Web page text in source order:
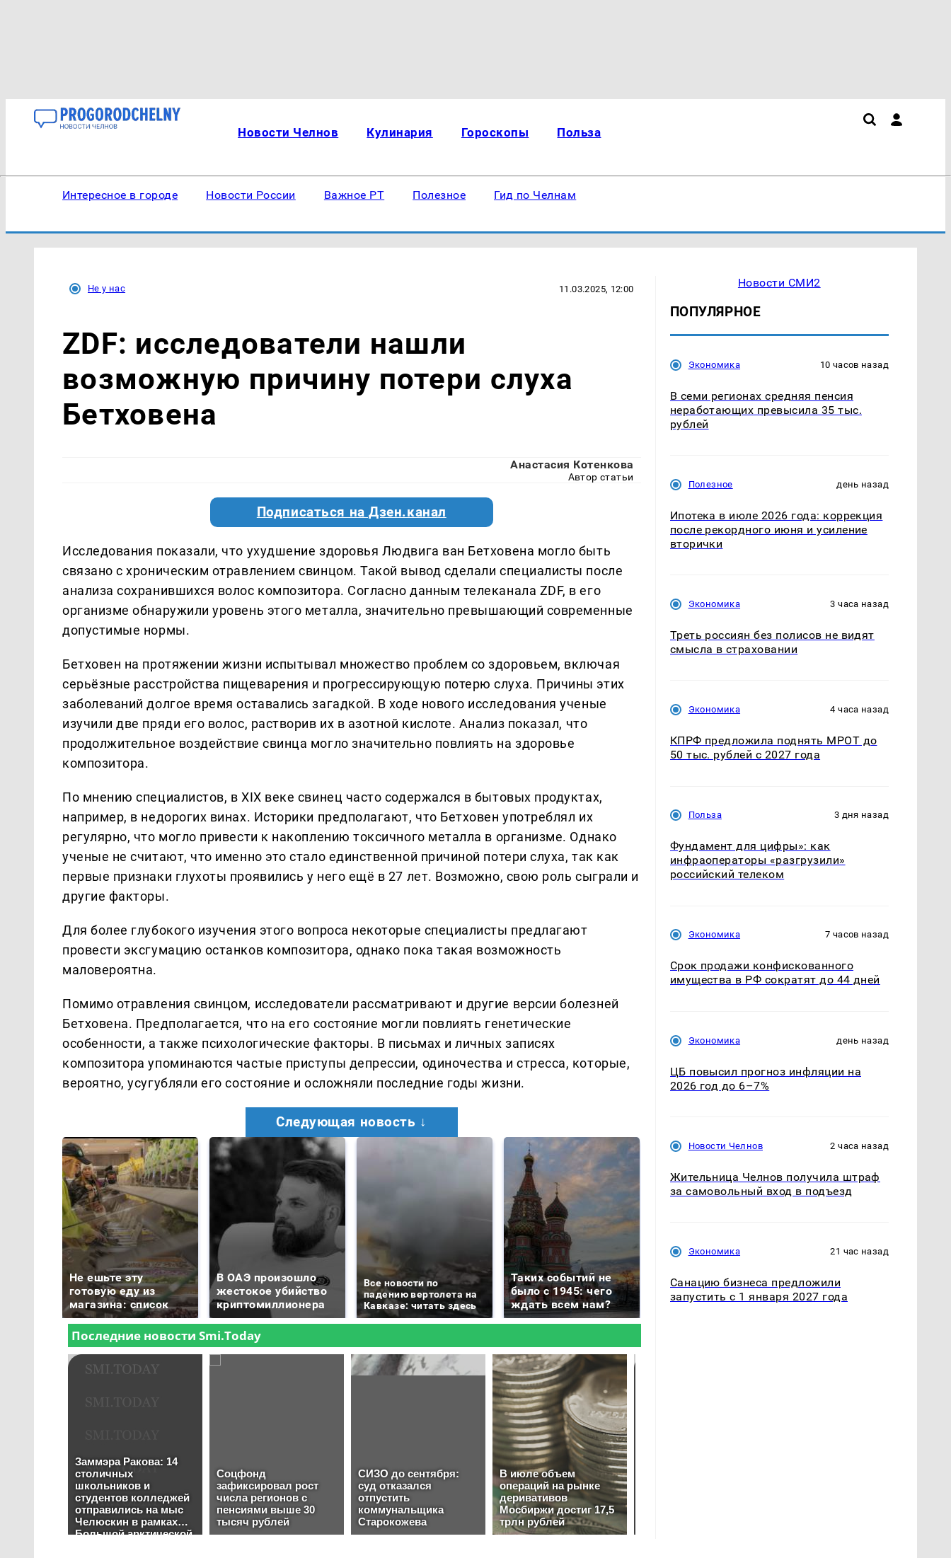
Новости Челнов Кулинария Гороскопы Польза
Интересное в городе Новости России Важное РТ Полезное Гид по Челнам
Не у нас 11.03.2025, 12:00
ZDF: исследователи нашли
возможную причину потери слуха
Бетховена
Анастасия Котенкова
Автор статьи
Подписаться на Дзен.канал
Исследования показали, что ухудшение здоровья Людвига ван Бетховена могло быть
связано с хроническим отравлением свинцом. Такой вывод сделали специалисты после
анализа сохранившихся волос композитора. Согласно данным телеканала ZDF, в его
организме обнаружили уровень этого металла, значительно превышающий современные
допустимые нормы.
Бетховен на протяжении жизни испытывал множество проблем со здоровьем, включая
серьёзные расстройства пищеварения и прогрессирующую потерю слуха. Причины этих
заболеваний долгое время оставались загадкой. В ходе нового исследования ученые
изучили две пряди его волос, растворив их в азотной кислоте. Анализ показал, что
продолжительное воздействие свинца могло значительно повлиять на здоровье
композитора.
По мнению специалистов, в XIX веке свинец часто содержался в бытовых продуктах,
например, в недорогих винах. Историки предполагают, что Бетховен употреблял их
регулярно, что могло привести к накоплению токсичного металла в организме. Однако
ученые не считают, что именно это стало единственной причиной потери слуха, так как
первые признаки глухоты проявились у него ещё в 27 лет. Возможно, свою роль сыграли и
другие факторы.
Для более глубокого изучения этого вопроса некоторые специалисты предлагают
провести эксгумацию останков композитора, однако пока такая возможность
маловероятна.
Помимо отравления свинцом, исследователи рассматривают и другие версии болезней
Бетховена. Предполагается, что на его состояние могли повлиять генетические
особенности, а также психологические факторы. В письмах и личных записях
композитора упоминаются частые приступы депрессии, одиночества и стресса, которые,
вероятно, усугубляли его состояние и осложняли последние годы жизни.
Следующая новость ↓
Не ешьте эту
готовую еду из
магазина: список
В ОАЭ произошло
жестокое убийство
криптомиллионера
Все новости по
падению вертолета на
Кавказе: читать здесь
Таких событий не
было с 1945: чего
ждать всем нам?
В магазинах России
ажиотаж из-за этого
продукта: что купить?
машину напали и
подожгли.
Новости СМИ2
ПОПУЛЯРНОЕ
Экономика 10 часов назад
В семи регионах средняя пенсия
неработающих превысила 35 тыс.
рублей
Полезное день назад
Ипотека в июле 2026 года: коррекция
после рекордного июня и усиление
вторички
Экономика 3 часа назад
Треть россиян без полисов не видят
смысла в страховании
Экономика 4 часа назад
КПРФ предложила поднять МРОТ до
50 тыс. рублей с 2027 года
Польза 3 дня назад
Фундамент для цифры»: как
инфраоператоры «разгрузили»
российский телеком
Экономика 7 часов назад
Срок продажи конфискованного
имущества в РФ сократят до 44 дней
Экономика день назад
ЦБ повысил прогноз инфляции на
2026 год до 6–7%
Новости Челнов 2 часа назад
Жительница Челнов получила штраф
за самовольный вход в подъезд
Экономика 21 час назад
Санацию бизнеса предложили
запустить с 1 января 2027 года